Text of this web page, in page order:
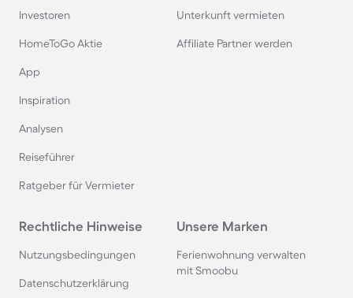
Investoren
HomeToGo Aktie
App
Inspiration
Analysen
Reiseführer
Ratgeber für Vermieter
Unterkunft vermieten
Affiliate Partner werden
Rechtliche Hinweise
Nutzungsbedingungen
Datenschutzerklärung
Unsere Marken
Ferienwohnung verwalten
mit Smoobu